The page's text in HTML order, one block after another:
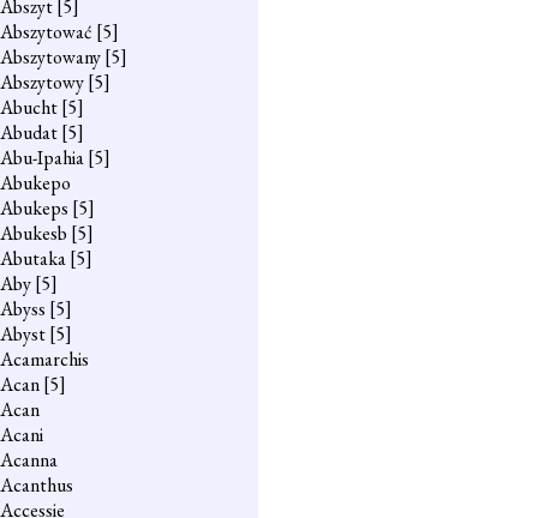
Abszyt[5]
Abszytować [5]
Abszytowany[5]
Abszytowy[5]
Abucht[5]
Abudat[5]
Abu-Ipahia[5]
Abukepo
Abukeps [5]
Abukesb [5]
Abutaka[5]
Aby[5]
Abyss [5]
Abyst[5]
Acamarchis
Acan[5]
Acan
Acani
Acanna
Acanthus
Accessie